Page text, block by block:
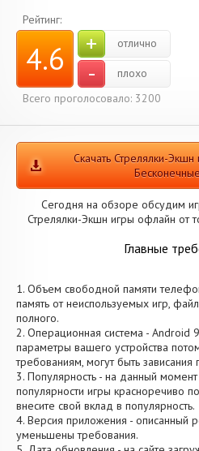
Рейтинг:
4.6 + отлично
-
плохо
Всего проголосовало: 3200
Скачать Стрелялки-
Сегодня на обзоре обсудим
Стрелялки-Экшн игры офлайн от
Главные
1. Объем свободной памяти
память от неиспользуемых игр,
полного.
2. Операционная система - Android
параметры вашего устройства
требованиям, могут быть зависания
3. Популярность - на данный
популярности игры красноречиво
внесите свой вклад в популярность.
4. Версия приложения - описанный
уменьшены требования.